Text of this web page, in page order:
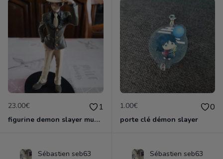
23.00€ 1
figurine demon slayer muzan
1.00€ 0
porte clé démon slayer
Sébastien seb63 Sébastien seb63